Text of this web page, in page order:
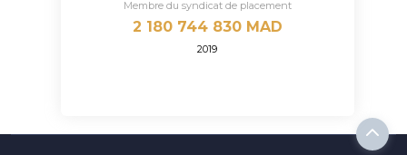
Membre du syndicat de placement
2 180 744 830 MAD
2019
Previous